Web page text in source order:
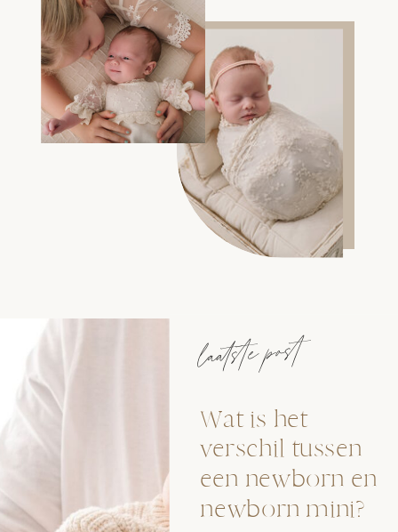
Wat is het
verschil tussen
een newborn en
newborn mini?
laatste post